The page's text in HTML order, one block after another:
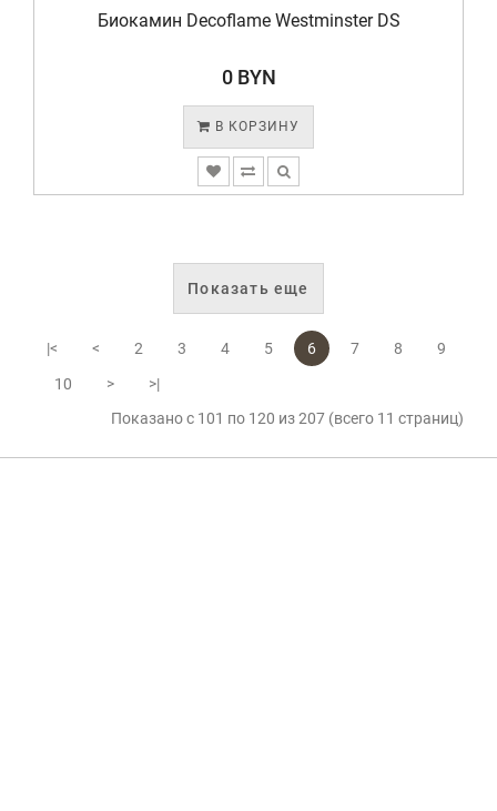
Биокамин Decoflame Westminster DS
0 BYN
В КОРЗИНУ
Показать еще
|< < 2 3 4 5 6 7 8
9
10
>
>|
Показано с 101 по 120 из 207 (всего 11 страниц)